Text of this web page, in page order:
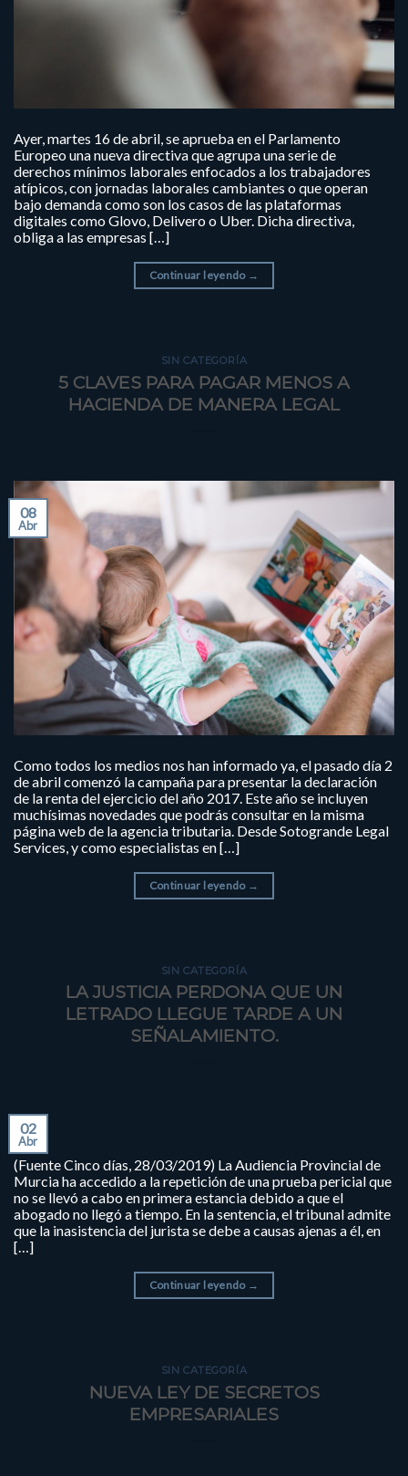
Ayer, martes 16 de abril, se aprueba en el Parlamento
Europeo una nueva directiva que agrupa una serie de
derechos mínimos laborales enfocados a los trabajadores
atípicos, con jornadas laborales cambiantes o que operan
bajo demanda como son los casos de las plataformas
digitales como Glovo, Delivero o Uber. Dicha directiva,
obliga a las empresas […]
Continuar leyendo →
SIN CATEGORÍA
5 CLAVES PARA PAGAR MENOS A
HACIENDA DE MANERA LEGAL
08
Abr
Como todos los medios nos han informado ya, el pasado día 2
de abril comenzó la campaña para presentar la declaración
de la renta del ejercicio del año 2017. Este año se incluyen
muchísimas novedades que podrás consultar en la misma
página web de la agencia tributaria. Desde Sotogrande Legal
Services, y como especialistas en […]
Continuar leyendo →
SIN CATEGORÍA
LA JUSTICIA PERDONA QUE UN
LETRADO LLEGUE TARDE A UN
SEÑALAMIENTO.
02
Abr
(Fuente Cinco días, 28/03/2019) La Audiencia Provincial de
Murcia ha accedido a la repetición de una prueba pericial que
no se llevó a cabo en primera estancia debido a que el
abogado no llegó a tiempo. En la sentencia, el tribunal admite
que la inasistencia del jurista se debe a causas ajenas a él, en
[…]
Continuar leyendo →
SIN CATEGORÍA
NUEVA LEY DE SECRETOS
EMPRESARIALES